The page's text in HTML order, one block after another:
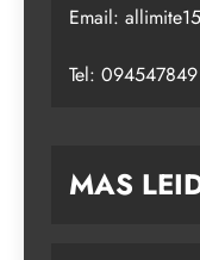
Email:
Tel: 094547849
MAS